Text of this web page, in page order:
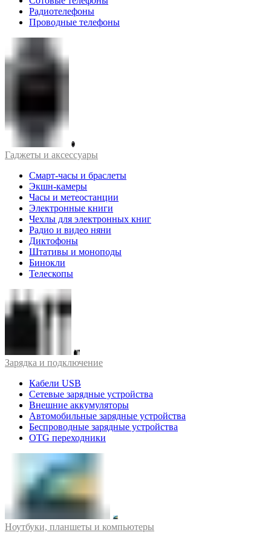
Радиотелефоны
Проводные телефоны
Гаджеты и аксессуары
Смарт-часы и браслеты
Экшн-камеры
Часы и метеостанции
Электронные книги
Чехлы для электронных книг
Радио и видео няни
Диктофоны
Штативы и моноподы
Бинокли
Телескопы
Зарядка и подключение
Кабели USB
Сетевые зарядные устройства
Внешние аккумуляторы
Автомобильные зарядные устройства
Беспроводные зарядные устройства
OTG переходники
Ноутбуки, планшеты и компьютеры